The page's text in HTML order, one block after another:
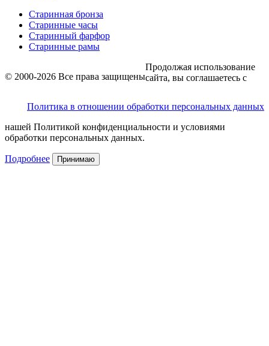
Старинная бронза
Старинные часы
Старинный фарфор
Старинные рамы
© 2000-2026 Все права защищены
Политика в отношении обработки персональных данных
Продолжая использование
сайта, вы соглашаетесь с
нашей Политикой конфиденциальности и условиями
обработки персональных данных.
Подробнее Принимаю